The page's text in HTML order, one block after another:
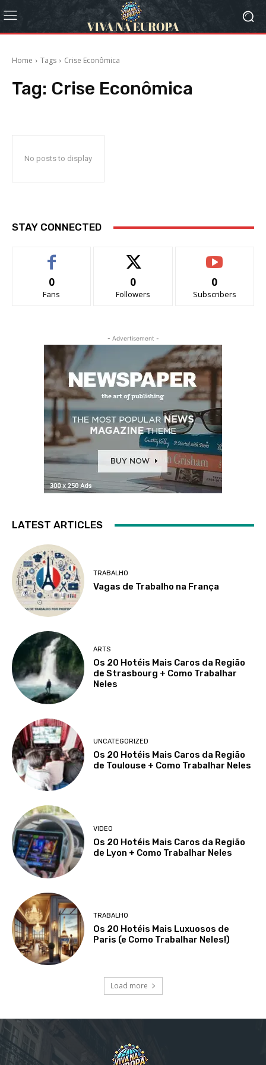
Home Tags Crise Econômica
Tag: Crise Econômica
No posts to display
STAY CONNECTED
0
Fans
0
Followers
0
Subscribers
- Advertisement -
LATEST ARTICLES
TRABALHO
Vagas de Trabalho na França
ARTS
Os 20 Hotéis Mais Caros da Região
de Strasbourg + Como Trabalhar
Neles
UNCATEGORIZED
Os 20 Hotéis Mais Caros da Região
de Toulouse + Como Trabalhar Neles
VIDEO
Os 20 Hotéis Mais Caros da Região
de Lyon + Como Trabalhar Neles
TRABALHO
Os 20 Hotéis Mais Luxuosos de
Paris (e Como Trabalhar Neles!)
Load more